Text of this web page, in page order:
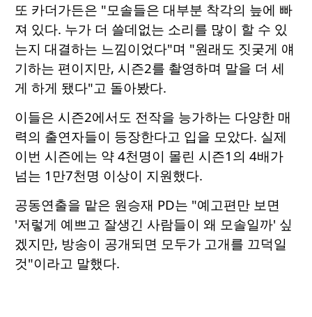
또 카더가든은 "모솔들은 대부분 착각의 늪에 빠
져 있다. 누가 더 쓸데없는 소리를 많이 할 수 있
는지 대결하는 느낌이었다"며 "원래도 짓궂게 얘
기하는 편이지만, 시즌2를 촬영하며 말을 더 세
게 하게 됐다"고 돌아봤다.
이들은 시즌2에서도 전작을 능가하는 다양한 매
력의 출연자들이 등장한다고 입을 모았다. 실제
이번 시즌에는 약 4천명이 몰린 시즌1의 4배가
넘는 1만7천명 이상이 지원했다.
공동연출을 맡은 원승재 PD는 "예고편만 보면
'저렇게 예쁘고 잘생긴 사람들이 왜 모솔일까' 싶
겠지만, 방송이 공개되면 모두가 고개를 끄덕일
것"이라고 말했다.